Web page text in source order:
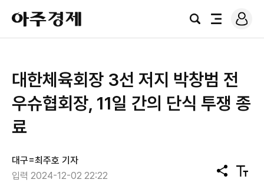
아
주
경
검
전
로
그
대한체육회장 3선 저지 박창범 전
우슈협회장, 11일 간의 단식 투쟁 종
료
대구=최주호 기자
입력 2024-12-02 22:22
공
텍